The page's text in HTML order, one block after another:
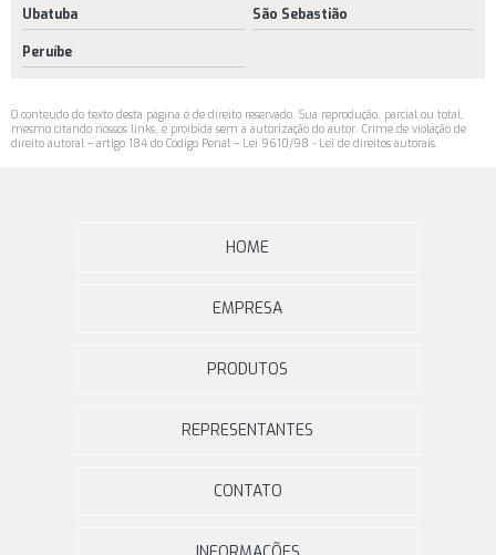
Ubatuba São Sebastião
Peruíbe
O conteúdo do texto desta página é de direito reservado. Sua reprodução, parcial ou total,
mesmo citando nossos links, é proibida sem a autorização do autor. Crime de violação de
direito autoral – artigo 184 do Código Penal – Lei 9610/98 - Lei de direitos autorais.
HOME
EMPRESA
PRODUTOS
REPRESENTANTES
CONTATO